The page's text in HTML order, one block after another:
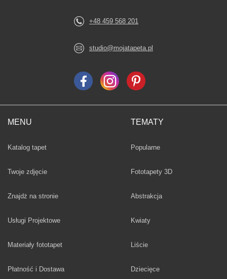
MENU
Katalog tapet
Twoje zdjęcie
Znajdż na stronie
Usługi Projektowe
Materiały fototapet
Płatność i Dostawa
TEMATY
Fototapety
Popularne
Fototapety 3D
Fototapety
Abstrakcja
Fototapety
Kwiaty
Fototapety
Liście
Fototapety
Dziecięce
+48 459 568 201
studio@mojatapeta.pl